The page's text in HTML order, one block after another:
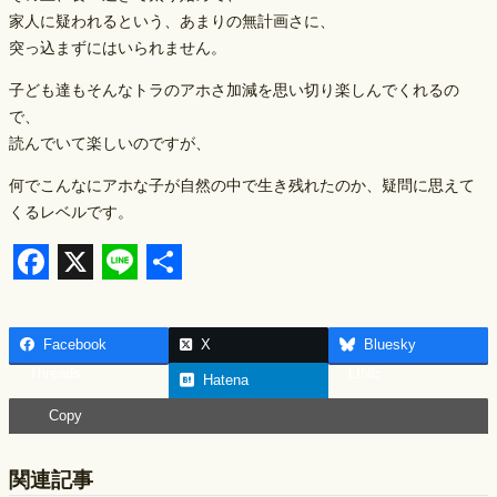
家人に疑われるという、あまりの無計画さに、
突っ込まずにはいられません。
子ども達もそんなトラのアホさ加減を思い切り楽しんでくれるの
で、
読んでいて楽しいのですが、
何でこんなにアホな子が自然の中で生き残れたのか、疑問に思えて
くるレベルです。
a
c
e
b
o
i
n
e
h
a
r
e
Facebook X
Bluesky
Hatena
Copy
関連記事